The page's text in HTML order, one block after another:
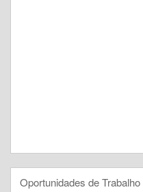
Oportunidades de Trabalho